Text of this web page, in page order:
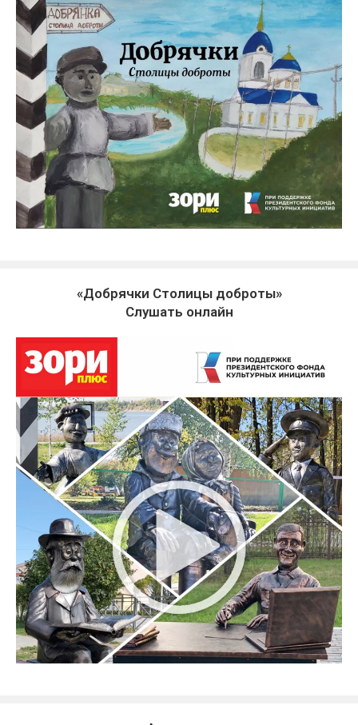
«Добрячки Столицы доброты»
Слушать онлайн